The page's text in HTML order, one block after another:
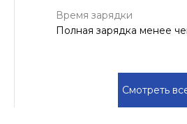
Время зарядки
Полная зарядка менее
Смотреть